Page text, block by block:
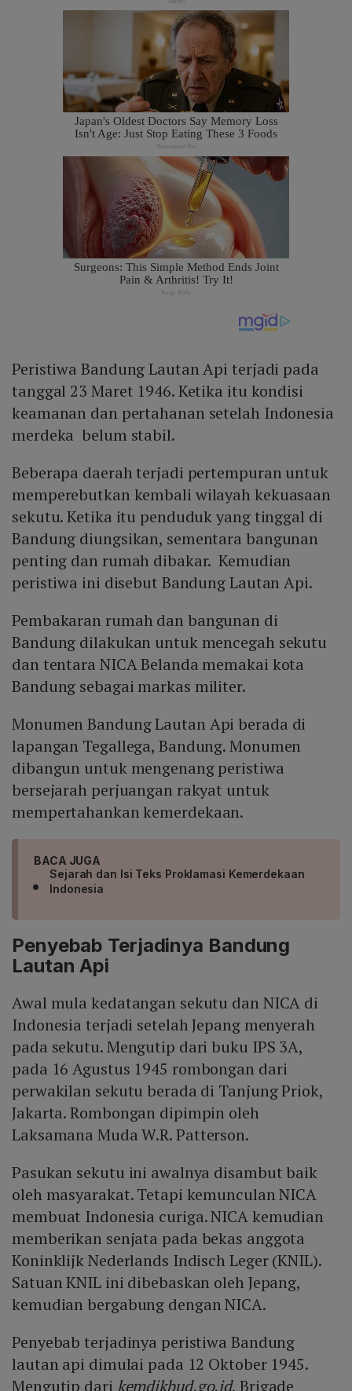
Peristiwa Bandung Lautan Api terjadi pada
tanggal 23 Maret 1946. Ketika itu kondisi
keamanan dan pertahanan setelah Indonesia
merdeka belum stabil.
Beberapa daerah terjadi pertempuran untuk
memperebutkan kembali wilayah kekuasaan
sekutu. Ketika itu penduduk yang tinggal di
Bandung diungsikan, sementara bangunan
penting dan rumah dibakar. Kemudian
peristiwa ini disebut Bandung Lautan Api.
Pembakaran rumah dan bangunan di
Bandung dilakukan untuk mencegah sekutu
dan tentara NICA Belanda memakai kota
Bandung sebagai markas militer.
Monumen Bandung Lautan Api berada di
lapangan Tegallega, Bandung. Monumen
dibangun untuk mengenang peristiwa
bersejarah perjuangan rakyat untuk
mempertahankan kemerdekaan.
BACA JUGA
Sejarah dan Isi Teks Proklamasi Kemerdekaan
Indonesia
Penyebab Terjadinya Bandung
Lautan Api
Awal mula kedatangan sekutu dan NICA di
Indonesia terjadi setelah Jepang menyerah
pada sekutu. Mengutip dari buku IPS 3A,
pada 16 Agustus 1945 rombongan dari
perwakilan sekutu berada di Tanjung Priok,
Jakarta. Rombongan dipimpin oleh
Laksamana Muda W.R. Patterson.
Pasukan sekutu ini awalnya disambut baik
oleh masyarakat. Tetapi kemunculan NICA
membuat Indonesia curiga. NICA kemudian
memberikan senjata pada bekas anggota
Koninklijk Nederlands Indisch Leger (KNIL).
Satuan KNIL ini dibebaskan oleh Jepang,
kemudian bergabung dengan NICA.
Penyebab terjadinya peristiwa Bandung
lautan api dimulai pada 12 Oktober 1945.
Mengutip dari kemdikbud.go.id, Brigade